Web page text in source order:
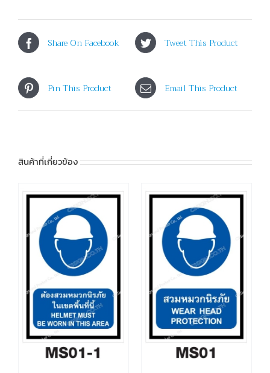
Share On Facebook Tweet This Product
Pin This Product Email This Product
สินค้าที่เกี่ยวข้อง